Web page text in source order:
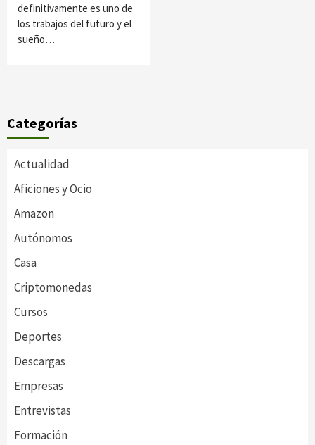
definitivamente es uno de
los trabajos del futuro y el
sueño…
Categorías
Actualidad
Aficiones y Ocio
Amazon
Autónomos
Casa
Criptomonedas
Cursos
Deportes
Descargas
Empresas
Entrevistas
Formación